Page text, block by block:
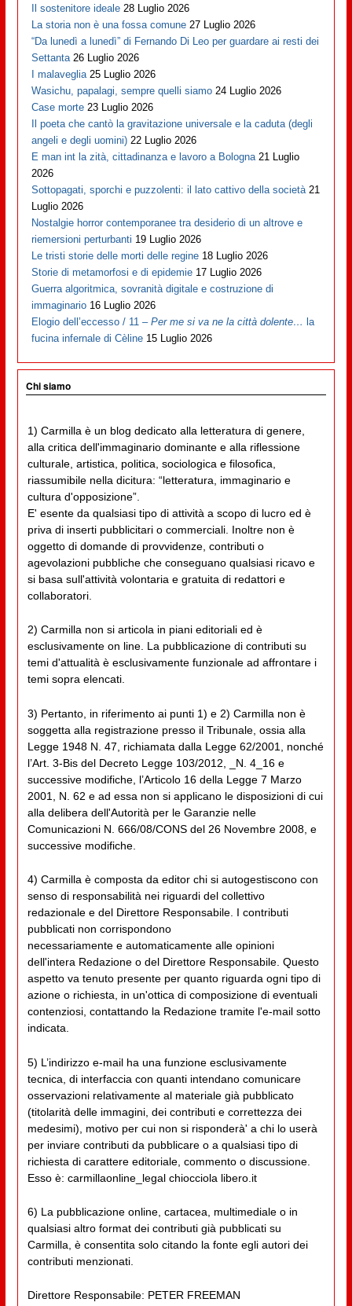
Il sostenitore ideale 28 Luglio 2026
La storia non è una fossa comune 27 Luglio 2026
“Da lunedì a lunedì” di Fernando Di Leo per guardare ai resti dei
Settanta 26 Luglio 2026
I malaveglia 25 Luglio 2026
Wasichu, papalagi, sempre quelli siamo 24 Luglio 2026
Case morte 23 Luglio 2026
Il poeta che cantò la gravitazione universale e la caduta (degli
angeli e degli uomini) 22 Luglio 2026
E man int la zità, cittadinanza e lavoro a Bologna 21 Luglio
2026
Sottopagati, sporchi e puzzolenti: il lato cattivo della società 21
Luglio 2026
Nostalgie horror contemporanee tra desiderio di un altrove e
riemersioni perturbanti 19 Luglio 2026
Le tristi storie delle morti delle regine 18 Luglio 2026
Storie di metamorfosi e di epidemie 17 Luglio 2026
Guerra algoritmica, sovranità digitale e costruzione di
immaginario 16 Luglio 2026
Elogio dell’eccesso / 11 –Per me si va ne la città dolente… la
fucina infernale di Cèline 15 Luglio 2026
Chi siamo
1) Carmilla è un blog dedicato alla letteratura di genere,
alla critica dell'immaginario dominante e alla riflessione
culturale, artistica, politica, sociologica e filosofica,
riassumibile nella dicitura: “letteratura, immaginario e
cultura d'opposizione”.
E' esente da qualsiasi tipo di attività a scopo di lucro ed è
priva di inserti pubblicitari o commerciali. Inoltre non è
oggetto di domande di provvidenze, contributi o
agevolazioni pubbliche che conseguano qualsiasi ricavo e
si basa sull'attività volontaria e gratuita di redattori e
collaboratori.
2) Carmilla non si articola in piani editoriali ed è
esclusivamente on line. La pubblicazione di contributi su
temi d'attualità è esclusivamente funzionale ad affrontare i
temi sopra elencati.
3) Pertanto, in riferimento ai punti 1) e 2) Carmilla non è
soggetta alla registrazione presso il Tribunale, ossia alla
Legge 1948 N. 47, richiamata dalla Legge 62/2001, nonché
l’Art. 3-Bis del Decreto Legge 103/2012, _N. 4_16 e
successive modifiche, l’Articolo 16 della Legge 7 Marzo
2001, N. 62 e ad essa non si applicano le disposizioni di cui
alla delibera dell'Autorità per le Garanzie nelle
Comunicazioni N. 666/08/CONS del 26 Novembre 2008, e
successive modifiche.
4) Carmilla è composta da editor chi si autogestiscono con
senso di responsabilità nei riguardi del collettivo
redazionale e del Direttore Responsabile. I contributi
pubblicati non corrispondono
necessariamente e automaticamente alle opinioni
dell'intera Redazione o del Direttore Responsabile. Questo
aspetto va tenuto presente per quanto riguarda ogni tipo di
azione o richiesta, in un'ottica di composizione di eventuali
contenziosi, contattando la Redazione tramite l'e-mail sotto
indicata.
5) L’indirizzo e-mail ha una funzione esclusivamente
tecnica, di interfaccia con quanti intendano comunicare
osservazioni relativamente al materiale già pubblicato
(titolarità delle immagini, dei contributi e correttezza dei
medesimi), motivo per cui non si risponderà' a chi lo userà
per inviare contributi da pubblicare o a qualsiasi tipo di
richiesta di carattere editoriale, commento o discussione.
Esso è: carmillaonline_legal chiocciola libero.it
6) La pubblicazione online, cartacea, multimediale o in
qualsiasi altro format dei contributi già pubblicati su
Carmilla, è consentita solo citando la fonte egli autori dei
contributi menzionati.
Direttore Responsabile: PETER FREEMAN